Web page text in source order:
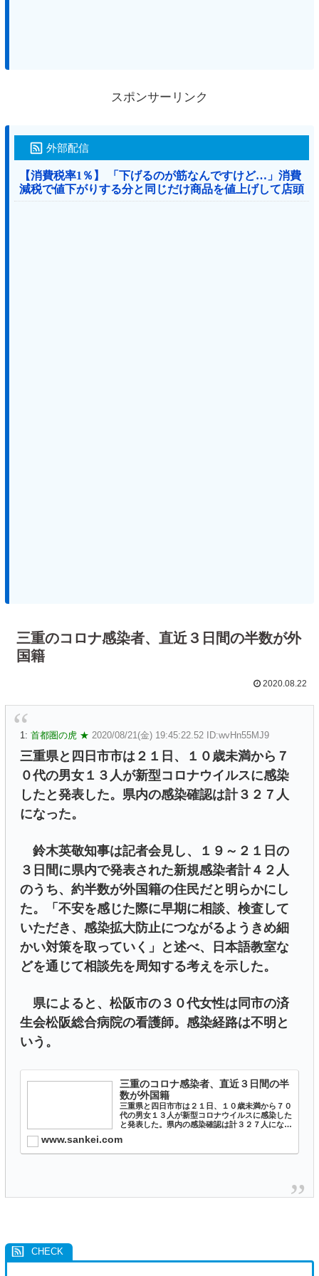
スポンサーリンク
外部配信
【消費税率1％】 「下げるのが筋なんですけど…」消費
減税で値下がりする分と同じだけ商品を値上げして店頭
価格を変えない店も
三重のコロナ感染者、直近３日間の半数が外
国籍
2020.08.22
1: 首都圏の虎 ★ 2020/08/21(金) 19:45:22.52 ID:wvHn55MJ9
三重県と四日市市は２１日、１０歳未満から７
０代の男女１３人が新型コロナウイルスに感染
したと発表した。県内の感染確認は計３２７人
になった。
鈴木英敬知事は記者会見し、１９～２１日の
３日間に県内で発表された新規感染者計４２人
のうち、約半数が外国籍の住民だと明らかにし
た。「不安を感じた際に早期に相談、検査して
いただき、感染拡大防止につながるようきめ細
かい対策を取っていく」と述べ、日本語教室な
どを通じて相談先を周知する考えを示した。
県によると、松阪市の３０代女性は同市の済
生会松阪総合病院の看護師。感染経路は不明と
いう。
三重のコロナ感染者、直近３日間の半
数が外国籍
三重県と四日市市は２１日、１０歳未満から７０
代の男女１３人が新型コロナウイルスに感染した
と発表した。県内の感染確認は計３２７人になっ
www.sankei.com